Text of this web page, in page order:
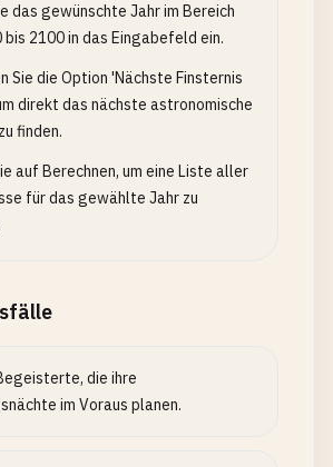
das gewünschte Jahr im Bereich
bis 2100 in das Eingabefeld ein.
Sie die Option 'Nächste Finsternis
direkt das nächste astronomische
finden.
auf Berechnen, um eine Liste aller
für das gewählte Jahr zu
die ihre
im Voraus planen.